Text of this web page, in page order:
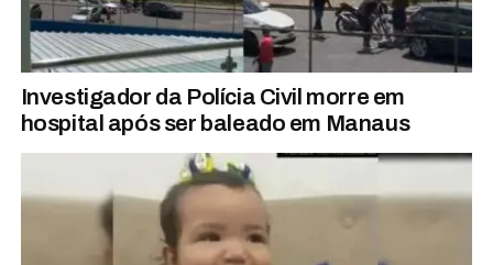
Investigador da Polícia Civil morre em
hospital após ser baleado em Manaus